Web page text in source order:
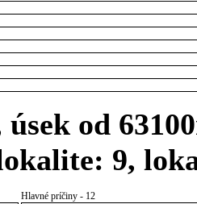
úsek od
9,
Hlavné príčiny - 12